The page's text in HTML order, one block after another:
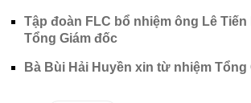
Tập đoàn FLC bổ nhiệm ông Lê Tiến
Tổng Giám đốc
Bà Bùi Hải Huyền xin từ nhiệm Tổng